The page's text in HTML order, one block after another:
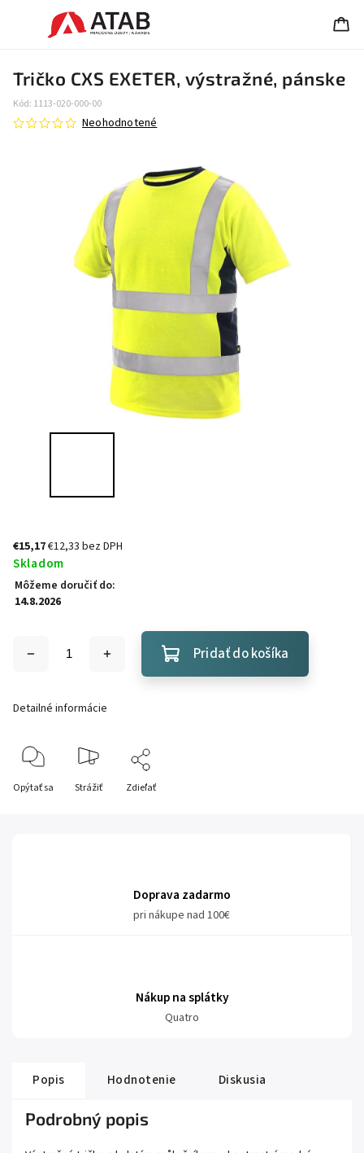
Tričko CXS EXETER, výstražné, pánske
Kód: 1113-020-000-00
Neohodnotené
€15,17€12,33 bez DPH
Skladom
Môžeme doručiť do:
14.8.2026
Pridať do košíka
Detailné informácie
Opýtať sa Strážiť Zdieľať
Doprava zadarmo
pri nákupe nad 100€
Nákup na splátky
Quatro
Popis Hodnotenie Diskusia
Podrobný popis